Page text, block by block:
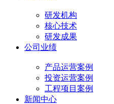
研发机构
核心技术
研发成果
公司业绩
产品运营案例
投资运营案例
工程项目案例
新闻中心